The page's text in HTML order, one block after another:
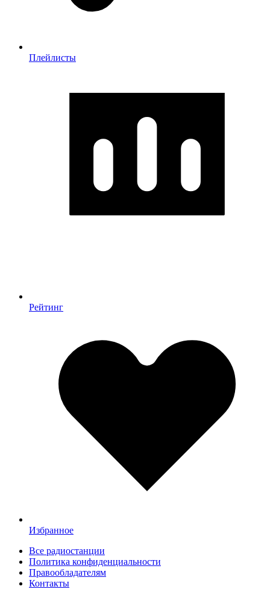
Плейлисты
Рейтинг
Избранное
Все радиостанции
Политика конфиденциальности
Правообладателям
Контакты